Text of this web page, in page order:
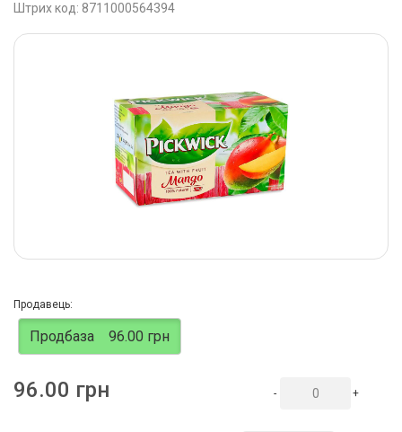
Штрих код: 8711000564394
Продавець:
Продбаза 96.00 грн
96.00 грн - +